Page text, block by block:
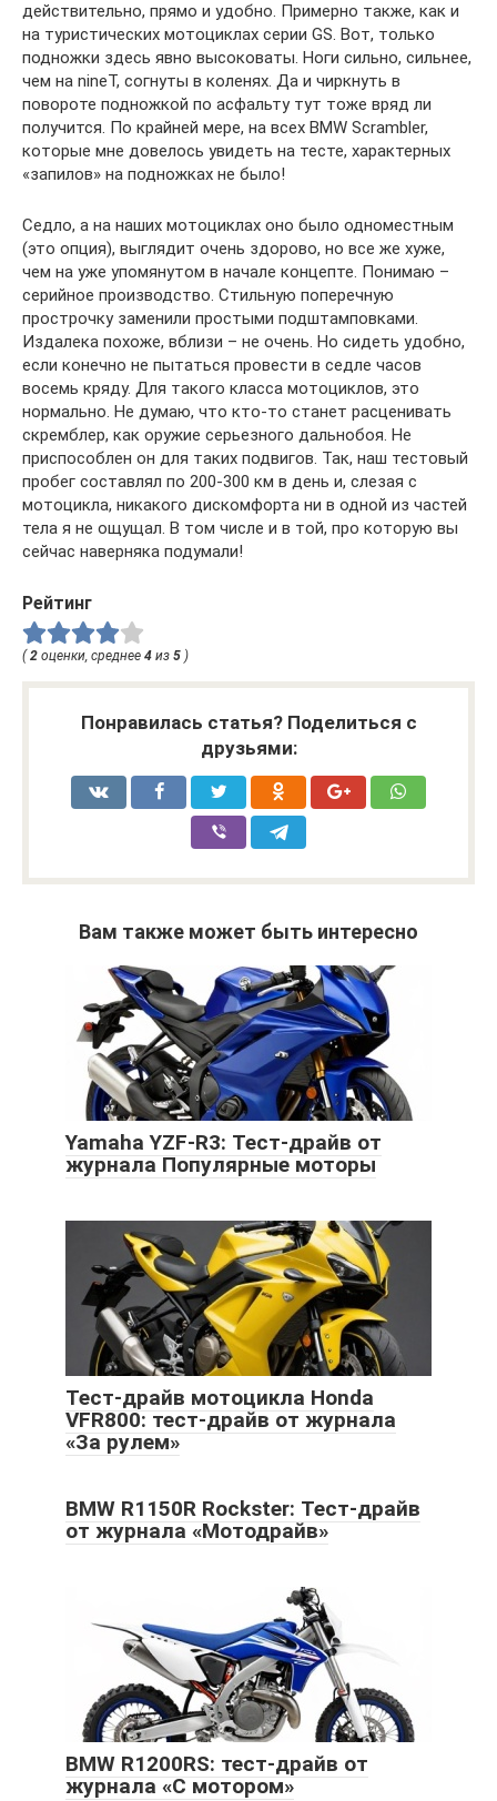
действительно, прямо и удобно. Примерно также, как и
на туристических мотоциклах серии GS. Вот, только
подножки здесь явно высоковаты. Ноги сильно, сильнее,
чем на nineT, согнуты в коленях. Да и чиркнуть в
повороте подножкой по асфальту тут тоже вряд ли
получится. По крайней мере, на всех BMW Scrambler,
которые мне довелось увидеть на тесте, характерных
«запилов» на подножках не было!
Седло, а на наших мотоциклах оно было одноместным
(это опция), выглядит очень здорово, но все же хуже,
чем на уже упомянутом в начале концепте. Понимаю –
серийное производство. Стильную поперечную
прострочку заменили простыми подштамповками.
Издалека похоже, вблизи – не очень. Но сидеть удобно,
если конечно не пытаться провести в седле часов
восемь кряду. Для такого класса мотоциклов, это
нормально. Не думаю, что кто-то станет расценивать
скремблер, как оружие серьезного дальнобоя. Не
приспособлен он для таких подвигов. Так, наш тестовый
пробег составлял по 200-300 км в день и, слезая с
мотоцикла, никакого дискомфорта ни в одной из частей
тела я не ощущал. В том числе и в той, про которую вы
сейчас наверняка подумали!
Рейтинг
( 2 оценки, среднее 4 из 5 )
Понравилась статья? Поделиться с
друзьями:
Вам также может быть интересно
Yamaha YZF-R3: Тест-драйв от
журнала Популярные моторы
Тест-драйв мотоцикла Honda
VFR800: тест-драйв от журнала
«За рулем»
BMW R1150R Rockster: Тест-драйв
от журнала «Мотодрайв»
BMW R1200RS: тест-драйв от
журнала «С мотором»